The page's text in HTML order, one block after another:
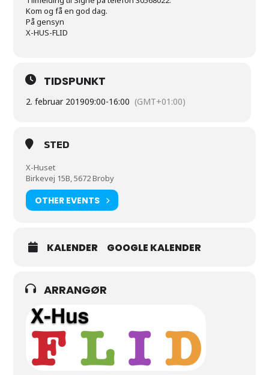
Kom og få en god dag.
På gensyn
X-HUS-FLID
TIDSPUNKT
2. februar 201909:00-16:00 (GMT+01:00)
STED
X-Huset
Birkevej 15B, 5672 Broby
OTHER EVENTS
KALENDER GOOGLE KALENDER
ARRANGØR